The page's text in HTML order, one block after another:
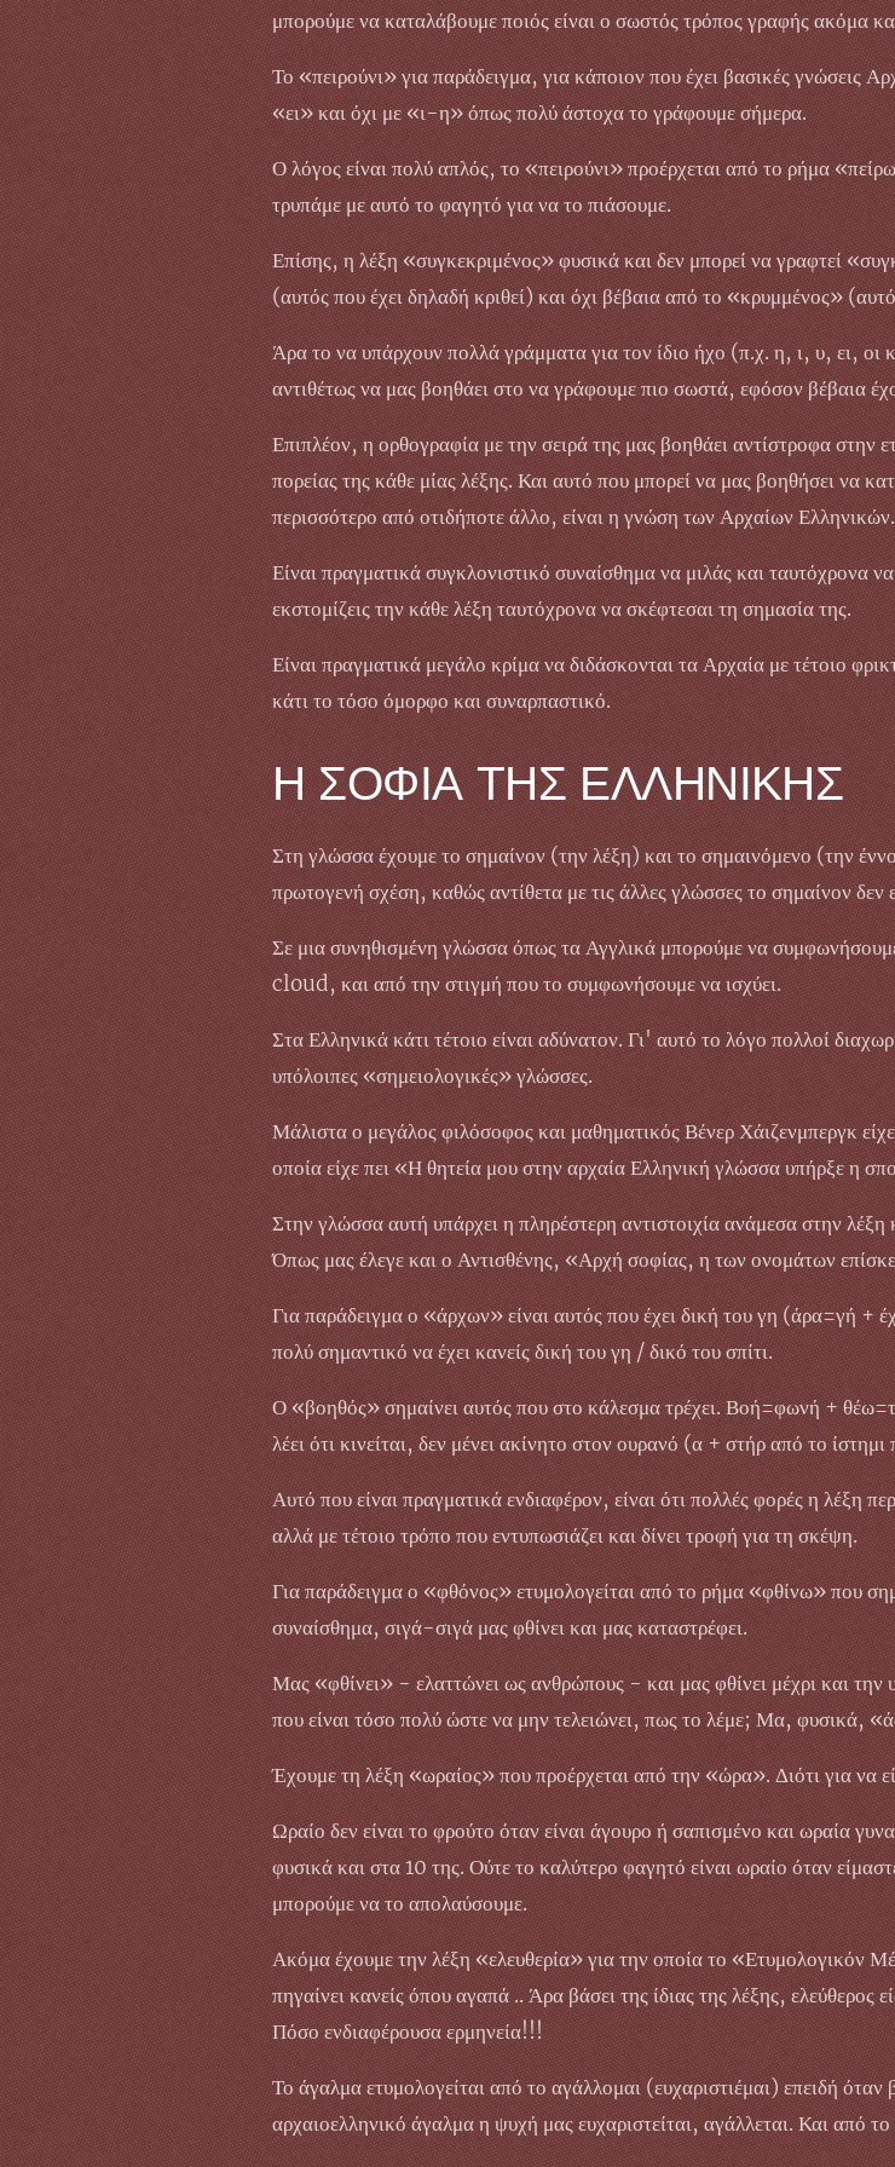
μπορούμε να καταλάβουμε ποιός είναι ο σωστός τρόπος γραφής ακόμα
Το «πειρούνι» για παράδειγμα, για κάποιον που έχει βασικές γνώσεις
«ει» και όχι με «ι-η» όπως πολύ άστοχα το γράφουμε σήμερα.
Ο λόγος είναι πολύ απλός, το «πειρούνι» προέρχεται από το ρήμα
τρυπάμε με αυτό το φαγητό για να το πιάσουμε.
Επίσης, η λέξη «συγκεκριμένος» φυσικά και δεν μπορεί να γραφτεί
(αυτός που έχει δηλαδή κριθεί) και όχι βέβαια από το «κρυμμένος»
Άρα το να υπάρχουν πολλά γράμματα για τον ίδιο ήχο (π.χ. η, ι, υ, ει, οι
αντιθέτως να μας βοηθάει στο να γράφουμε πιο σωστά, εφόσον βέβαια
Επιπλέον, η ορθογραφία με την σειρά της μας βοηθάει αντίστροφα στην
πορείας της κάθε μίας λέξης. Και αυτό που μπορεί να μας βοηθήσει να
περισσότερο από οτιδήποτε άλλο, είναι η γνώση των Αρχαίων Ελληνικών.
Είναι πραγματικά συγκλονιστικό συναίσθημα να μιλάς και ταυτόχρονα
εκστομίζεις την κάθε λέξη ταυτόχρονα να σκέφτεσαι τη σημασία της.
Είναι πραγματικά μεγάλο κρίμα να διδάσκονται τα Αρχαία με τέτοιο
κάτι το τόσο όμορφο και συναρπαστικό.
Η ΣΟΦΙΑ ΤΗΣ ΕΛΛΗΝΙΚΗΣ
Στη γλώσσα έχουμε το σημαίνον (την λέξη) και το σημαινόμενο (την
πρωτογενή σχέση, καθώς αντίθετα με τις άλλες γλώσσες το σημαίνον δεν
Σε μια συνηθισμένη γλώσσα όπως τα Αγγλικά μπορούμε να
cloud, και από την στιγμή που το συμφωνήσουμε να ισχύει.
Στα Ελληνικά κάτι τέτοιο είναι αδύνατον. Γι' αυτό το λόγο πολλοί
υπόλοιπες «σημειολογικές» γλώσσες.
Μάλιστα ο μεγάλος φιλόσοφος και μαθηματικός Βένερ Χάιζενμπεργκ
οποία είχε πει «Η θητεία μου στην αρχαία Ελληνική γλώσσα υπήρξε η
Στην γλώσσα αυτή υπάρχει η πληρέστερη αντιστοιχία ανάμεσα στην λέξη
Όπως μας έλεγε και ο Αντισθένης, «Αρχή σοφίας, η των ονομάτων
Για παράδειγμα ο «άρχων» είναι αυτός που έχει δική του γη (άρα=γή +
πολύ σημαντικό να έχει κανείς δική του γη / δικό του σπίτι.
Ο «βοηθός» σημαίνει αυτός που στο κάλεσμα τρέχει. Βοή=φωνή +
λέει ότι κινείται, δεν μένει ακίνητο στον ουρανό (α + στήρ από το
Αυτό που είναι πραγματικά ενδιαφέρον, είναι ότι πολλές φορές η λέξη
αλλά με τέτοιο τρόπο που εντυπωσιάζει και δίνει τροφή για τη σκέψη.
Για παράδειγμα ο «φθόνος» ετυμολογείται από το ρήμα «φθίνω» που
συναίσθημα, σιγά-σιγά μας φθίνει και μας καταστρέφει.
Μας «φθίνει» - ελαττώνει ως ανθρώπους - και μας φθίνει μέχρι και την
που είναι τόσο πολύ ώστε να μην τελειώνει, πως το λέμε; Μα, φυσικά,
Έχουμε τη λέξη «ωραίος» που προέρχεται από την «ώρα». Διότι για να
Ωραίο δεν είναι το φρούτο όταν είναι άγουρο ή σαπισμένο και ωραία
φυσικά και στα 10 της. Ούτε το καλύτερο φαγητό είναι ωραίο όταν
μπορούμε να το απολαύσουμε.
Ακόμα έχουμε την λέξη «ελευθερία» για την οποία το «Ετυμολογικόν
πηγαίνει κανείς όπου αγαπά .. Άρα βάσει της ίδιας της λέξης, ελεύθερος
Πόσο ενδιαφέρουσα ερμηνεία!!!
Το άγαλμα ετυμολογείται από το αγάλλομαι (ευχαριστιέμαι) επειδή
αρχαιοελληνικό άγαλμα η ψυχή μας ευχαριστείται, αγάλλεται. Και από